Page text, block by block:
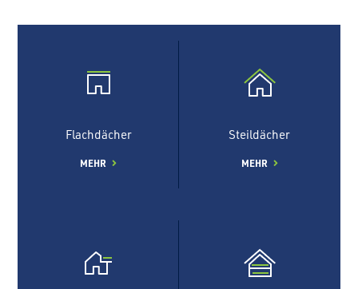
Flachdächer
MEHR
Steildächer
MEHR